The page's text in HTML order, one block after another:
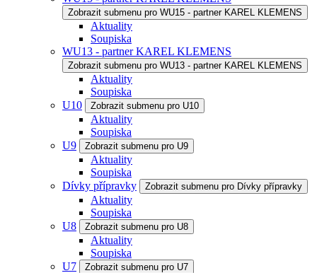
Zobrazit submenu pro WU15 - partner KAREL KLEMENS
Aktuality
Soupiska
WU13 - partner KAREL KLEMENS
Zobrazit submenu pro WU13 - partner KAREL KLEMENS
Aktuality
Soupiska
U10
Zobrazit submenu pro U10
Aktuality
Soupiska
U9
Zobrazit submenu pro U9
Aktuality
Soupiska
Dívky přípravky
Zobrazit submenu pro Dívky přípravky
Aktuality
Soupiska
U8
Zobrazit submenu pro U8
Aktuality
Soupiska
U7
Zobrazit submenu pro U7